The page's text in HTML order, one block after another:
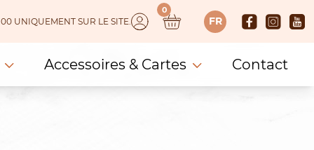
UNIQUEMENT SUR LE SITE.
0
FR
Accessoires & Cartes Contact